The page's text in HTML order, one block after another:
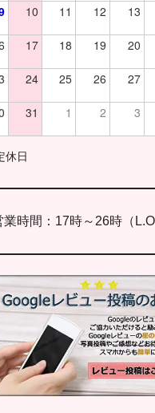
10 11 12 13
17 18 19 20
24 25 26 27
31 1 2 3
休日
業時間：17時～26時（